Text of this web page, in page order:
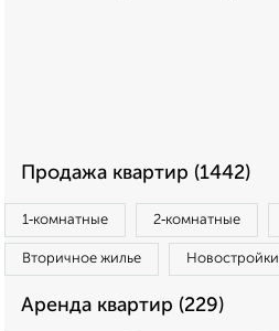
Продажа квартир (1442)
1‑комнатные 2‑комнатные
Вторичное жилье Новостройки
Аренда квартир (229)